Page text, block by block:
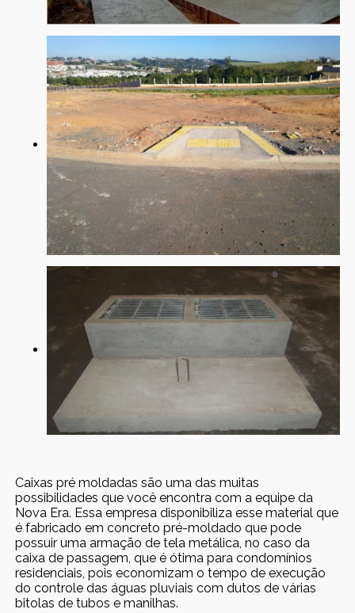
Caixas pré moldadas são uma das muitas
possibilidades que você encontra com a equipe da
Nova Era. Essa empresa disponibiliza esse material que
é fabricado em concreto pré-moldado que pode
possuir uma armação de tela metálica, no caso da
caixa de passagem, que é ótima para condomínios
residenciais, pois economizam o tempo de execução
do controle das águas pluviais com dutos de várias
bitolas de tubos e manilhas.